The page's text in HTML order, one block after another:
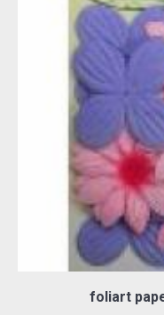
foliart